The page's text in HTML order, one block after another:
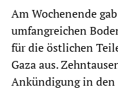
Am Wochenende
umfangreichen
für die östlichen
Gaza aus.
Ankündigung in den